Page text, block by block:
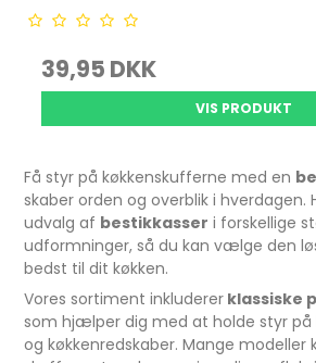
39,95 DKK
VIS PRODUKT
Få styr på køkkenskufferne med en
skaber orden og overblik i hverdagen.
udvalg af bestikkasser i forskellige
udformninger, så du kan vælge den
bedst til dit køkken.
Vores sortiment inkluderer klassiske
som hjælper dig med at holde styr på
og køkkenredskaber. Mange modeller